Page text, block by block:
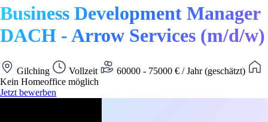
Business Development Manager
DACH - Arrow Services (m/d/w)
Gilching Vollzeit
60000 - 75000 € / Jahr (geschätzt)
Kein Homeoffice möglich
Jetzt bewerben